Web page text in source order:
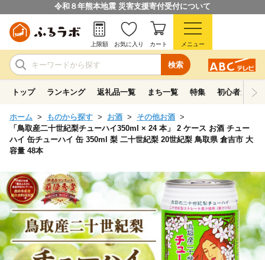
令和８年熊本地震 災害支援寄付受付について
検索
上限額 お気に入り カート メニュー
トップ ランキング 返礼品一覧 まち一覧 特集 初心者ガイド
ホーム ものから探す お酒
その他お酒
「鳥取産二十世紀梨チューハイ350ml × 24 本」 2 ケース お酒 チュー
ハイ 缶チューハイ 缶 350ml 梨 二十世紀梨 20世紀梨 鳥取県 倉吉市 大
容量 48本